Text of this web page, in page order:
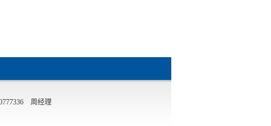
周经理